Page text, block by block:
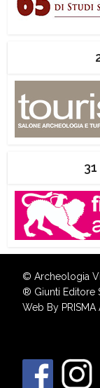
© Archeologia
® Giunti Editore
Web By